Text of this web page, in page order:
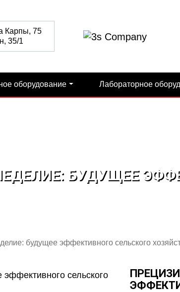
Карпы, 75
35/1
оборудование Лабораторное
БУДУЩЕЕ
будущее эффективного сельского